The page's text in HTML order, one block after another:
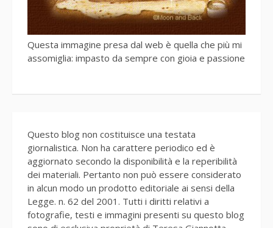
Questa immagine presa dal web è quella che più mi
assomiglia: impasto da sempre con gioia e passione
Questo blog non costituisce una testata
giornalistica. Non ha carattere periodico ed è
aggiornato secondo la disponibilità e la reperibilità
dei materiali. Pertanto non può essere considerato
in alcun modo un prodotto editoriale ai sensi della
Legge. n. 62 del 2001. Tutti i diritti relativi a
fotografie, testi e immagini presenti su questo blog